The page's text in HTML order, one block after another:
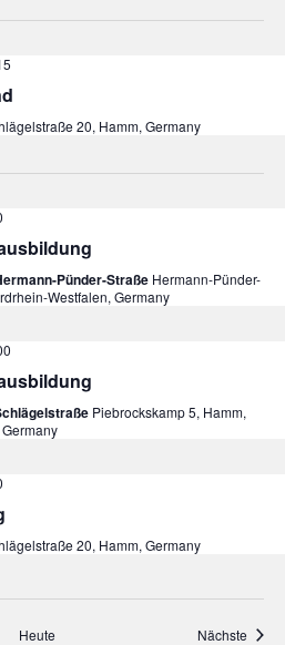
20, Hamm, Germany
Pünder-Straße Hermann-Pünder-
Westfalen, Germany
Piebrockskamp 5, Hamm,
20, Hamm, Germany
Heute Nächste